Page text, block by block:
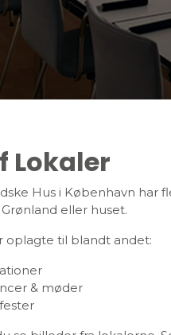
Lokaler
Hus i København har
eller huset.
oplagte til blandt andet:
& møder